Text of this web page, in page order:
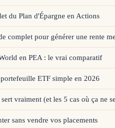
du Plan d'Épargne en Actions
complet pour générer une rente
en PEA : le vrai comparatif
ETF simple en 2026
vraiment (et les 5 cas où ça ne
sans vendre vos placements